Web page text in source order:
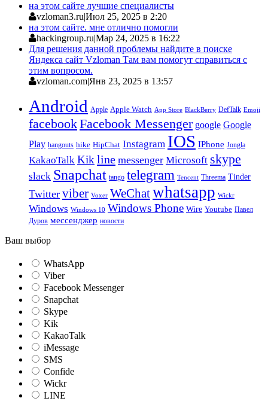
на этом сайте лучшие специалисты
vzloman3.ru|Июл 25, 2025 в 2:20
на этом сайте. мне отлично помогли
hackingroup.ru|Мар 24, 2025 в 16:22
Для решения данной проблемы найдите в поиске
Яндекса сайт Vzloman Там вам помогут справиться с
этим вопросом.
vzloman.com|Янв 23, 2025 в 13:57
Android Apple Apple Watch App Store BlackBerry DefTalk Emoji
facebookFacebook Messenger google Google
Play hangouts hike HipChat Instagram IOS IPhone Jongla
KakaoTalk Kik line messenger Microsoft skype
slack Snapchat tango telegram Tencent Threema Tinder
Twitter viber Voxer WeChatwhatsapp Wickr
Windows Windows 10 Windows Phone Wire Youtube Павел
Дуров мессенджер новости
Ваш выбор
WhatsApp
Viber
Facebook Messenger
Snapchat
Skype
Kik
KakaoTalk
iMessage
SMS
Confide
Wickr
LINE